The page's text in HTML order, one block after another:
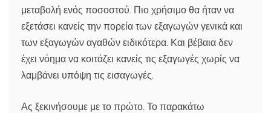
μεταβολή ενός ποσοστού. Πιο χρήσιμο θα ήταν να
εξετάσει κανείς την πορεία των εξαγωγών γενικά και
των εξαγωγών αγαθών ειδικότερα. Και βέβαια δεν
έχει νόημα να κοιτάζει κανείς τις εξαγωγές χωρίς να
λαμβάνει υπόψη τις εισαγωγές.
Ας ξεκινήσουμε με το πρώτο. Το παρακάτω